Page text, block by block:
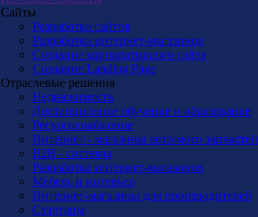
Сайты
Разработка сайтов
Разработка интернет-магазинов
Создание корпоративного сайта
Создание Landing Page
Отраслевые решения
Недвижимость
Дистанционное обучение и образование
Ресурсоснабжение
Интернет - магазины авто/мото запчастей
B2B - системы
Разработка интернет-магазинов
Мебель и интерьер
Интернет-магазины для производителей
Стартапы